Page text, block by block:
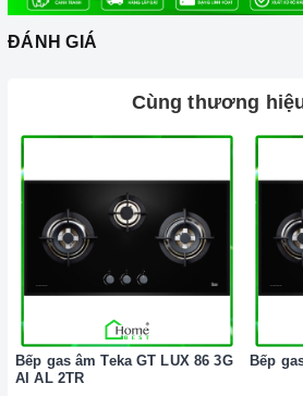
ĐÁNH GIÁ
Cùng thương
Bếp gas âm Teka GT LUX 86 3G
AI AL 2TR
Bếp